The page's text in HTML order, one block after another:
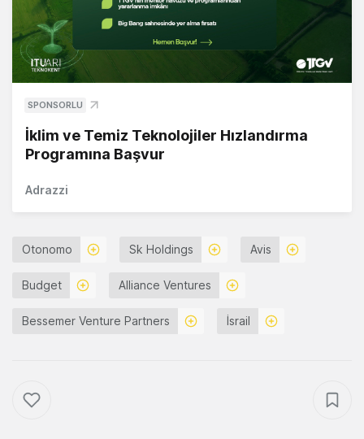
SPONSORLU
İklim ve Temiz Teknolojiler Hızlandırma
Programına Başvur
Adrazzi
Otonomo Sk Holdings Avis
Budget Alliance Ventures
Bessemer Venture Partners İsrail